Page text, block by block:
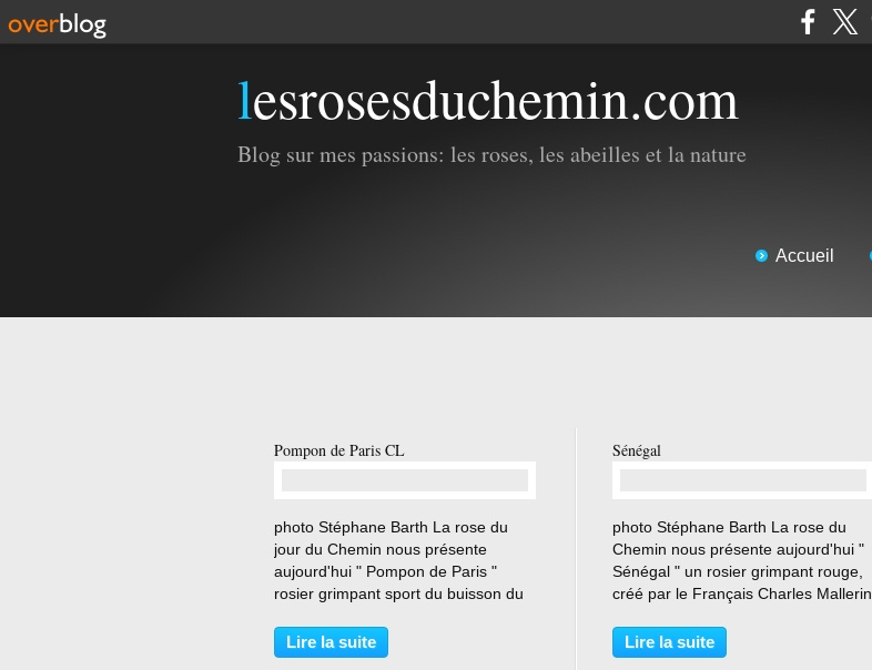
lesrosesduchemin.com
Blog sur mes passions: les roses, les abeilles et la nature
Accueil
Pompon de Paris CL
photo Stéphane Barth La rose du
jour du Chemin nous présente
aujourd'hui " Pompon de Paris "
rosier grimpant sport du buisson du
Chemin en 12 2019 . photo
Stéphane Barth Mutation grimpante
Lire la suite
Sénégal
photo Stéphane Barth La rose du
Chemin nous présente aujourd'hui "
Sénégal " un rosier grimpant rouge,
créé par le Français Charles Mallerin
en 12 2019 . photo Stéphane Barth
Descriptif du site " promesse de
Lire la suite